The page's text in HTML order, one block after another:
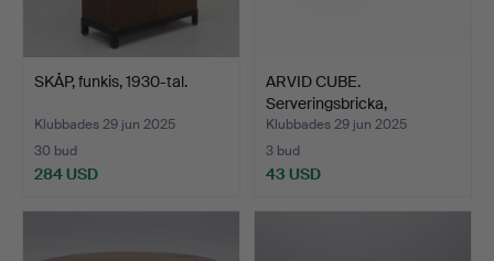
SKÅP, funkis, 1930-tal.
Klubbades 29 jun 2025
30 bud
284 USD
ARVID CUBE.
Serveringsbricka,
Nybrofabrike…
Klubbades 29 jun 2025
3 bud
43 USD